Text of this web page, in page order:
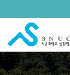
로
메
뉴